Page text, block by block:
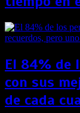
El 84% de
con sus
de cada